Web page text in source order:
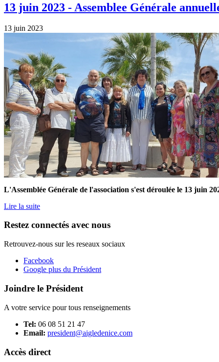
13 juin 2023 - Assemblee Générale
13 juin 2023
L'Assemblée Générale de l'association s'est déroulée le 13 juin
Lire la suite
Restez connectés avec nous
Retrouvez-nous sur les reseaux sociaux
Facebook
Google plus du Président
Joindre le Président
A votre service pour tous renseignements
Tel: 06 08 51 21 47
Email: president@aigledenice.com
Accès direct